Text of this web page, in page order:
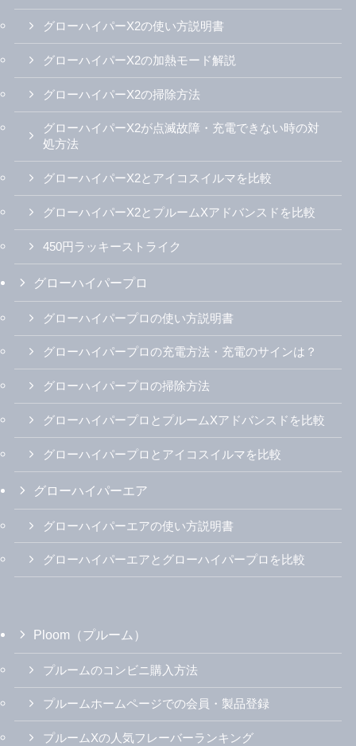
グローハイパーX2の使い方説明書
グローハイパーX2の加熱モード解説
グローハイパーX2の掃除方法
グローハイパーX2が点滅故障・充電できない時の対
処方法
グローハイパーX2とアイコスイルマを比較
グローハイパーX2とプルームXアドバンスドを比較
450円ラッキーストライク
グローハイパープロ
グローハイパープロの使い方説明書
グローハイパープロの充電方法・充電のサインは？
グローハイパープロの掃除方法
グローハイパープロとプルームXアドバンスドを比較
グローハイパープロとアイコスイルマを比較
グローハイパーエア
グローハイパーエアの使い方説明書
グローハイパーエアとグローハイパープロを比較
Ploom（プルーム）
プルームのコンビニ購入方法
プルームホームページでの会員・製品登録
プルームXの人気フレーバーランキング